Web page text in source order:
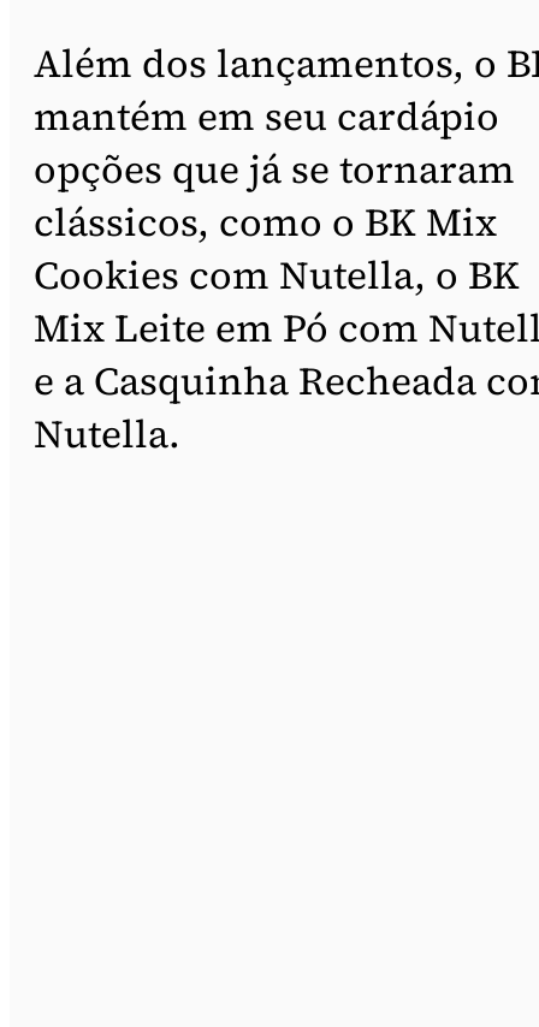
Além dos lançamentos, o
mantém em seu cardápio
opções que já se tornaram
clássicos, como o BK Mix
Cookies com Nutella, o BK
Mix Leite em Pó com
e a Casquinha Recheada
Nutella.